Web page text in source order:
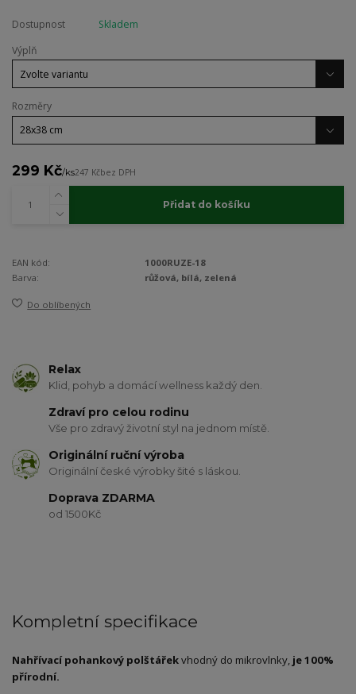
Dostupnost
Skladem
Výplň
Rozměry
299 Kč/ks247 Kčbez DPH
Přidat do košíku
EAN kód:
1000RUZE-18
Barva:
růžová, bílá, zelená
Do oblíbených
Relax
Klid, pohyb a domácí wellness každý den.
Zdraví pro celou rodinu
Vše pro zdravý životní styl na jednom místě.
Originální ruční výroba
Originální české výrobky šité s láskou.
Doprava ZDARMA
od 1500Kč
Kompletní specifikace
Nahřívací pohankový polštářekvhodný do mikrovlnky, je 100%
přírodní.